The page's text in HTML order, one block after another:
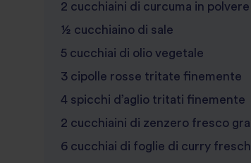
2 cucchiaini di curcuma in polvere
½ cucchiaino di sale
5 cucchiai di olio vegetale
3 cipolle rosse tritate finemente
4 spicchi d’aglio tritati finemente
2 cucchiaini di zenzero fresco
6 cucchiai di foglie di curry